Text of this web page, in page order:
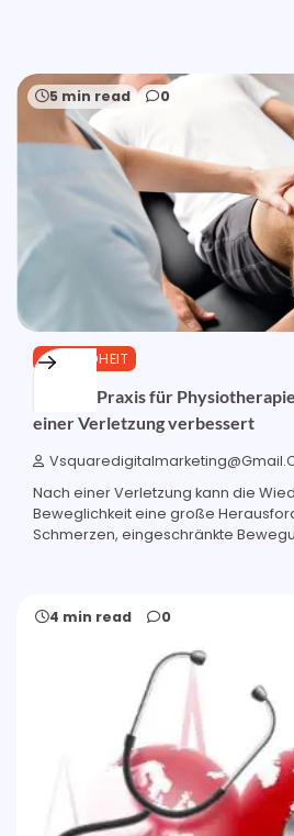
5 min read 0
GESUNDHEIT
Wie ein Praxis für
einer Verletzung verbessert
Nach einer Verletzung kann die
Beweglichkeit eine große
Schmerzen, eingeschränkte
4 min read 0